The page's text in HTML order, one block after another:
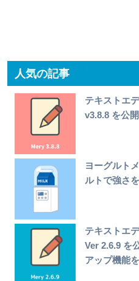
人気の記事
テキストエ
v3.8.8 を公開
ヨーグルト
ルトで強さ
テキストエ
Ver 2.6.9 を
アップ機能